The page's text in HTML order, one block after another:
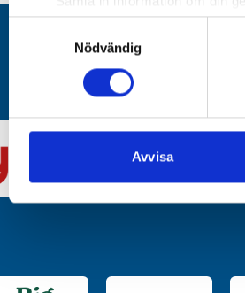
Identifiera din enhet genom
Ta reda på mer om hur dina
eller dra tillbaka ditt samtycke när
sociala medier och analysera vår
till de sociala medier och
Nödvändig
Avvisa